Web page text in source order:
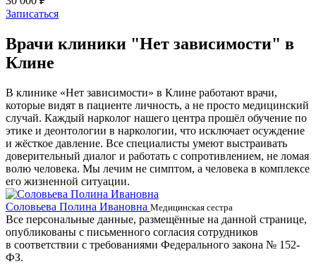
Записаться
Врачи клиники "Нет зависимости" в
Клине
В клинике «Нет зависимости» в Клине работают врачи,
которые видят в пациенте личность, а не просто медицинский
случай. Каждый нарколог нашего центра прошёл обучение по
этике и деонтологии в наркологии, что исключает осуждение
и жёсткое давление. Все специалисты умеют выстраивать
доверительный диалог и работать с сопротивлением, не ломая
волю человека. Мы лечим не симптом, а человека в комплексе
его жизненной ситуации.
Соловьева Полина Ивановна Медицинская сестра
Все персональные данные, размещённые на данной странице,
опубликованы с письменного согласия сотрудников
в соответствии с требованиями Федерального закона № 152-
ФЗ.